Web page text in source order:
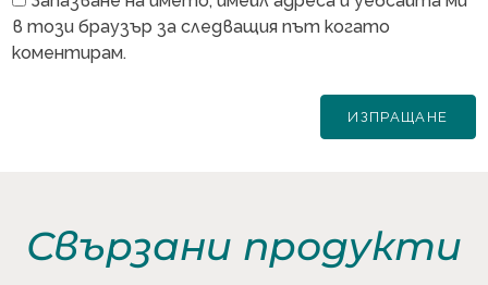
в този браузър за следващия път когато
коментирам.
Свързани продукти